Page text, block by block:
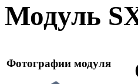
Модуль
Фотографии модуля